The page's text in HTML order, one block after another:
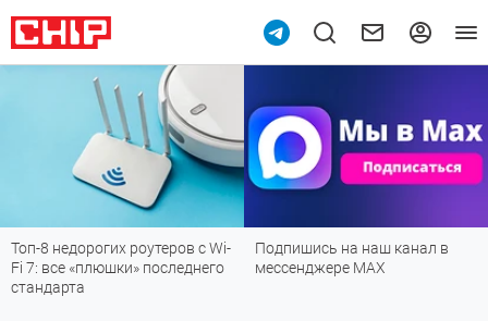
Топ-8 недорогих роутеров с Wi-
Fi 7: все «плюшки» последнего
стандарта
Подпишись на наш канал в
мессенджере МАХ